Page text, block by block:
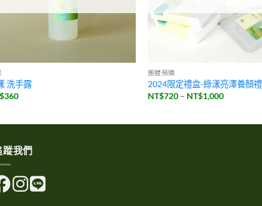
洗手露
360
團體預購
2024限定禮盒-綠漾亮澤養顏
NT$720 – NT$1,000價
蹤我們